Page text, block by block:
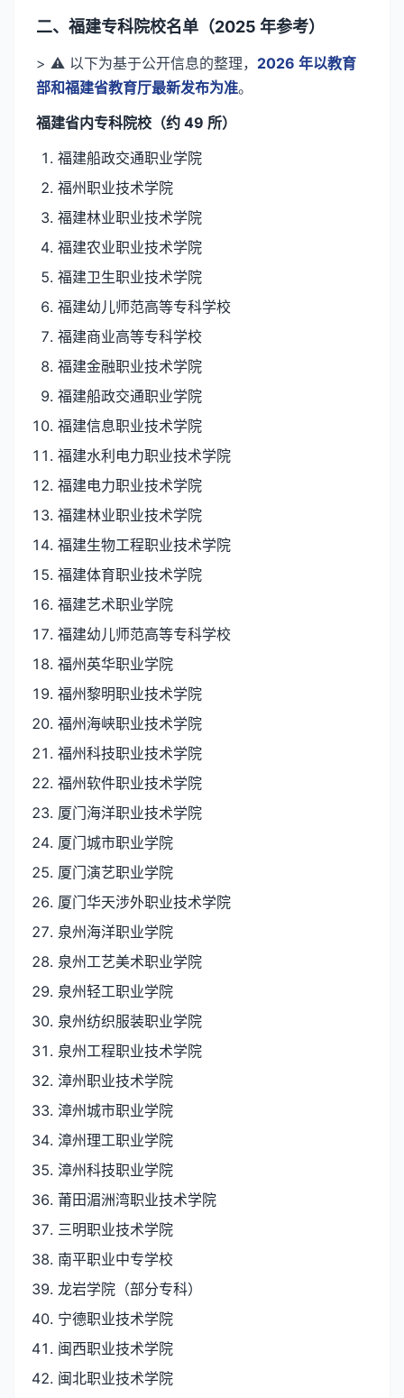
二、福建专科院校名单（2025 年参考）
> ⚠️ 以下为基于公开信息的整理， 2026 年以教育
部和福建省教育厅最新发布为准。
福建省内专科院校（约 49 所）
福建船政交通职业学院
福州职业技术学院
福建林业职业技术学院
福建农业职业技术学院
福建卫生职业技术学院
福建幼儿师范高等专科学校
福建商业高等专科学校
福建金融职业技术学院
福建船政交通职业学院
福建信息职业技术学院
福建水利电力职业技术学院
福建电力职业技术学院
福建林业职业技术学院
福建生物工程职业技术学院
福建体育职业技术学院
福建艺术职业学院
福建幼儿师范高等专科学校
福州英华职业学院
福州黎明职业技术学院
福州海峡职业技术学院
福州科技职业技术学院
福州软件职业技术学院
厦门海洋职业技术学院
厦门城市职业学院
厦门演艺职业学院
厦门华天涉外职业技术学院
泉州海洋职业学院
泉州工艺美术职业学院
泉州轻工职业学院
泉州纺织服装职业学院
泉州工程职业技术学院
漳州职业技术学院
漳州城市职业学院
漳州理工职业学院
漳州科技职业学院
莆田湄洲湾职业技术学院
三明职业技术学院
南平职业中专学校
龙岩学院（部分专科）
宁德职业技术学院
闽西职业技术学院
闽北职业技术学院